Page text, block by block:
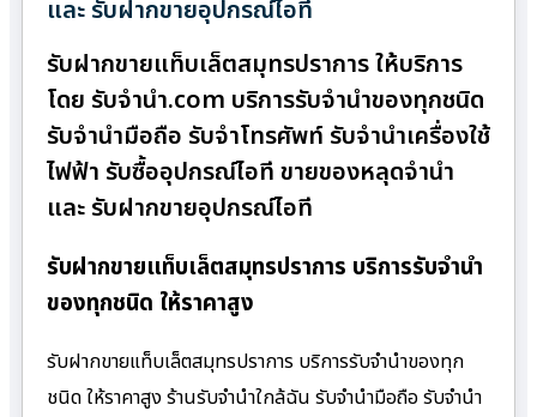
และ รับฝากขายอุปกรณ์ไอที
รับฝากขายแท็บเล็ตสมุทรปราการ ให้บริการ
โดย รับจํานํา.com บริการรับจำนำของทุกชนิด
รับจำนำมือถือ รับจำโทรศัพท์ รับจำนำเครื่องใช้
ไฟฟ้า รับซื้ออุปกรณ์ไอที ขายของหลุดจำนำ
และ รับฝากขายอุปกรณ์ไอที
รับฝากขายแท็บเล็ตสมุทรปราการ บริการรับจำนำ
ของทุกชนิด ให้ราคาสูง
รับฝากขายแท็บเล็ตสมุทรปราการ บริการรับจำนำของทุก
ชนิด ให้ราคาสูง ร้านรับจํานําใกล้ฉัน รับจำนำมือถือ รับจำนำ